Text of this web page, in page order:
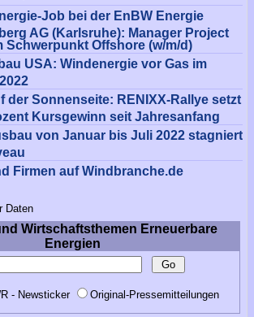
Job bei der EnBW Energie
AG (Karlsruhe): Manager Project
Schwerpunkt Offshore (w/m/d)
USA: Windenergie vor Gas im
der Sonnenseite: RENIXX-Rallye setzt
Kursgewinn seit Jahresanfang
von Januar bis Juli 2022 stagniert
Firmen auf Windbranche.de
Daten
Wirtschaftsthemen Erneuerbare
Energien
- Newsticker Original-Pressemitteilungen